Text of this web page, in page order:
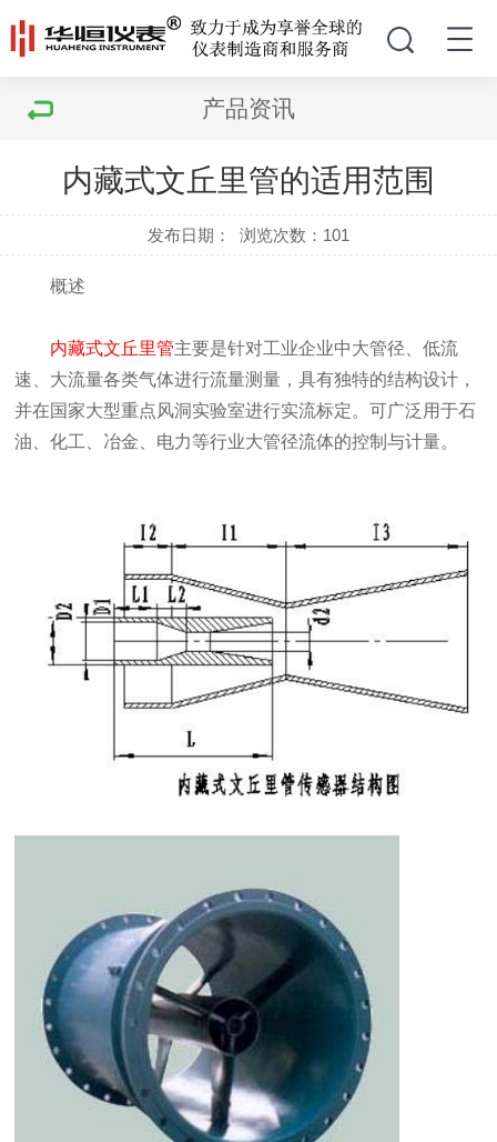
产品资讯
内藏式文丘里管的适用范围
发布日期： 浏览次数： 101
概述
内藏式文丘里管主要是针对工业企业中大管径、低流
速、大流量各类气体进行流量测量，具有独特的结构设计，
并在国家大型重点风洞实验室进行实流标定。可广泛用于石
油、化工、冶金、电力等行业大管径流体的控制与计量。